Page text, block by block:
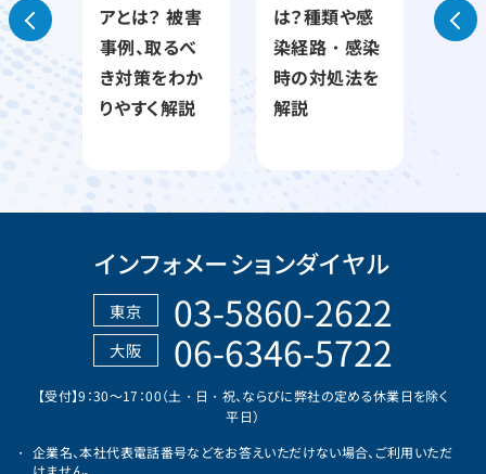
こ
漏
アとは？ 被害
事例、取るべ
き対策をわか
りやすく解説
は？種類や感
染経路・感染
時の対処法を
解説
とは
種
インフォメーションダイヤル
東京 03-5860-2622
大阪 06-6346-5722
【受付】9：30～17：00（土・日・祝、ならびに弊社の定める休業日を除く
平日）
企業名、本社代表電話番号などをお答えいただけない場合、ご利用いただ
けません。